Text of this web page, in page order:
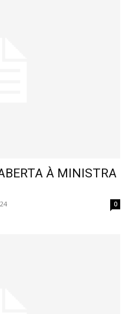
À MINISTRA
0